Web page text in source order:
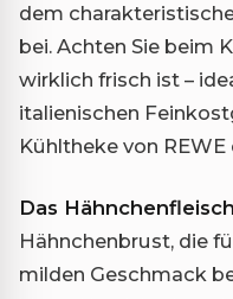
dem
bei. Achten Sie beim
wirklich frisch ist –
italienischen
Kühltheke von REWE
Das Hähnchenfleisch
Hähnchenbrust, die
milden Geschmack